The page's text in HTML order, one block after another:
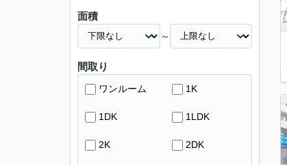
面積
～
間取り
ワンルーム 1K
1DK 1LDK
2K 2DK